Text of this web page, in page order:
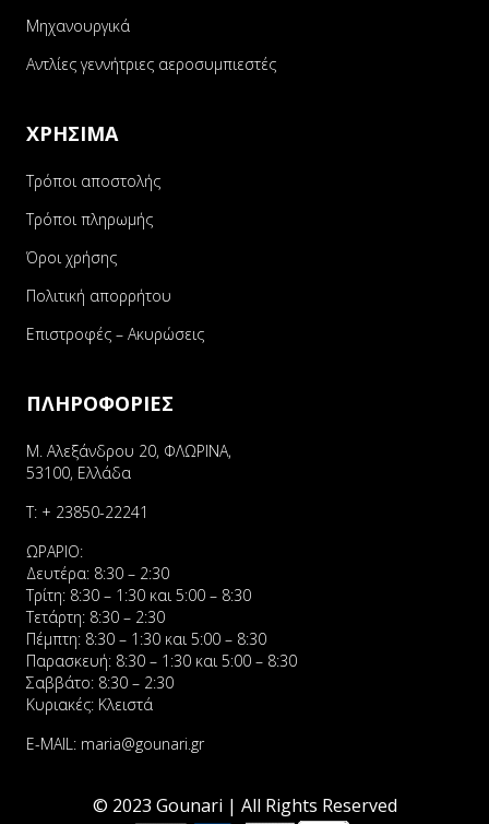
Μηχανουργικά
Αντλίες γεννήτριες αεροσυμπιεστές
ΧΡΗΣΙΜΑ
Τρόποι αποστολής
Τρόποι πληρωμής
Όροι χρήσης
Πολιτική απορρήτου
Επιστροφές – Ακυρώσεις
ΠΛΗΡΟΦΟΡΙΕΣ
Μ. Αλεξάνδρου 20, ΦΛΩΡΙΝΑ,
53100, Ελλάδα
Τ: + 23850-22241
ΩΡΑΡΙΟ:
Δευτέρα: 8:30 – 2:30
Τρίτη: 8:30 – 1:30 και 5:00 – 8:30
Τετάρτη: 8:30 – 2:30
Πέμπτη: 8:30 – 1:30 και 5:00 – 8:30
Παρασκευή: 8:30 – 1:30 και 5:00 – 8:30
Σαββάτο: 8:30 – 2:30
Κυριακές: Κλειστά
E-MAIL: maria@gounari.gr
© 2023 Gounari | All Rights Reserved